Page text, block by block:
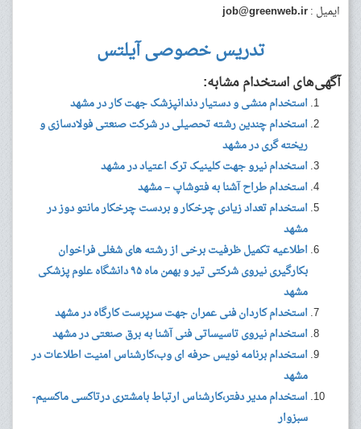
ایمیل :job@greenweb.ir
تدریس خصوصی آیلتس
آگهی‌های استخدام مشابه:
استخدام منشی و دستیار دندانپزشک جهت کار در مشهد
استخدام چندین رشته تحصیلی در شرکت صنعتی فولادسازی و
ریخته گری در مشهد
استخدام نیرو جهت کلینیک ترک اعتیاد در مشهد
استخدام طراح آشنا به فتوشاپ – مشهد
استخدام تعداد زیادی چرخکار و بردست چرخکار مانتو دوز در
مشهد
اطلاعیه تکمیل ظرفیت برخی از رشته های شغلی فراخوان
بکارگیری نیروی شرکتی تیر و بهمن ماه ۹۵ دانشگاه علوم پزشکی
مشهد
استخدام کاردان فنی عمران جهت سرپرست کارگاه در مشهد
استخدام نیروی تاسیساتی فنی آشنا به برق صنعتی در مشهد
استخدام برنامه نویس حرفه ای وب،کارشناس امنیت اطلاعات در
مشهد
استخدام مدیر دفتر،کارشناس ارتباط بامشتری درتاکسی ماکسیم-
سبزوار